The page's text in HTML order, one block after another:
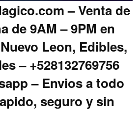
– Venta de
de 9AM – 9PM en
Leon, Edibles,
– +528132769756
– Envios a todo
seguro y sin